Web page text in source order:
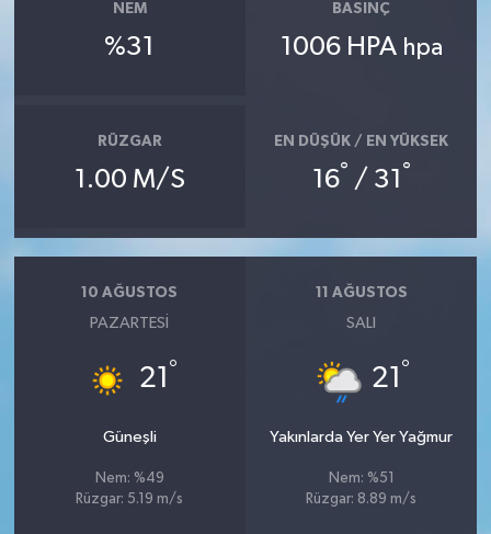
NEM
%31
BASINÇ
1006 HPA hpa
RÜZGAR
1.00 M/S
EN DÜŞÜK / EN YÜKSEK
16° / 31 °
10 AĞUSTOS
PAZARTESI
21 °
Güneşli
Nem: %49
Rüzgar: 5.19 m/s
11 AĞUSTOS
SALI
21 °
Yakınlarda Yer Yer Yağmur
Nem: %51
Rüzgar: 8.89 m/s